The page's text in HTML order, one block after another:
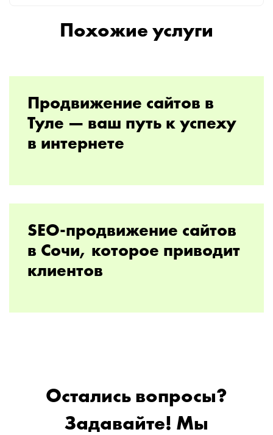
Похожие услуги
Продвижение сайтов в
Туле — ваш путь к успеху
в интернете
SEO-продвижение сайтов
в Сочи, которое приводит
клиентов
Остались вопросы?
Задавайте! Мы